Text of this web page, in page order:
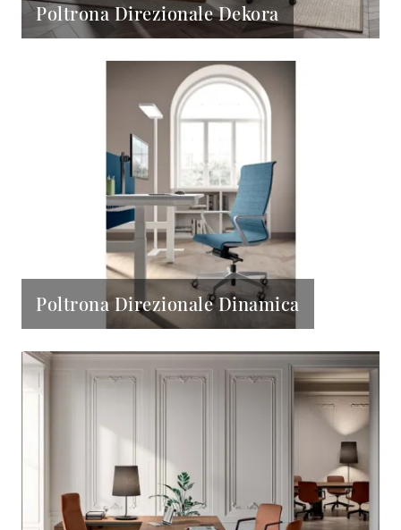
Poltrona Direzionale Dekora
Poltrona Direzionale Dinamica